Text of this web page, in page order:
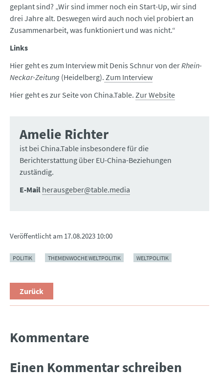
geplant sind? „Wir sind immer noch ein Start-Up, wir sind
drei Jahre alt. Deswegen wird auch noch viel probiert an
Zusammenarbeit, was funktioniert und was nicht.“
Links
Hier geht es zum Interview mit Denis Schnur von derRhein-
Neckar-Zeitung (Heidelberg). Zum Interview
Hier geht es zur Seite von China.Table. Zur Website
Amelie Richter
ist bei China.Table insbesondere für die
Berichterstattung über EU-China-Beziehungen
zuständig.
E-Mail herausgeber@table.media
Veröffentlicht am 17.08.2023 10:00
POLITIK THEMENWOCHE WELTPOLITIK WELTPOLITIK
Zurück
Kommentare
Einen Kommentar schreiben